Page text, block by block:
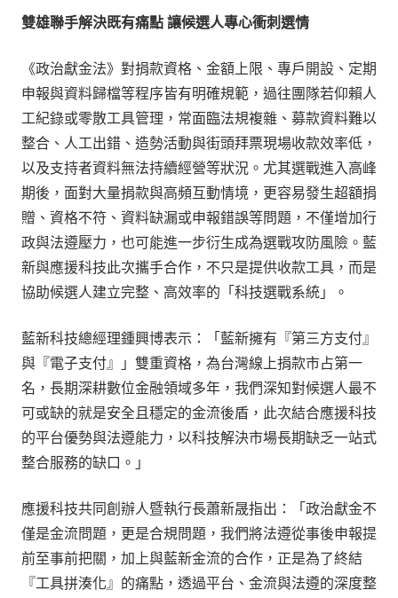
雙雄聯手解決既有痛點 讓候選人專心衝刺選情
《政治獻金法》對捐款資格、金額上限、專戶開設、定期
申報與資料歸檔等程序皆有明確規範，過往團隊若仰賴人
工紀錄或零散工具管理，常面臨法規複雜、募款資料難以
整合、人工出錯、造勢活動與街頭拜票現場收款效率低，
以及支持者資料無法持續經營等狀況。尤其選戰進入高峰
期後，面對大量捐款與高頻互動情境，更容易發生超額捐
贈、資格不符、資料缺漏或申報錯誤等問題，不僅增加行
政與法遵壓力，也可能進一步衍生成為選戰攻防風險。藍
新與應援科技此次攜手合作，不只是提供收款工具，而是
協助候選人建立完整、高效率的「科技選戰系統」。
藍新科技總經理鍾興博表示：「藍新擁有『第三方支付』
與『電子支付』」雙重資格，為台灣線上捐款市占第一
名，長期深耕數位金融領域多年，我們深知對候選人最不
可或缺的就是安全且穩定的金流後盾，此次結合應援科技
的平台優勢與法遵能力，以科技解決市場長期缺乏一站式
整合服務的缺口。」
應援科技共同創辦人暨執行長蕭新晟指出：「政治獻金不
僅是金流問題，更是合規問題，我們將法遵從事後申報提
前至事前把關，加上與藍新金流的合作，正是為了終結
『工具拼湊化』的痛點，透過平台、金流與法遵的深度整